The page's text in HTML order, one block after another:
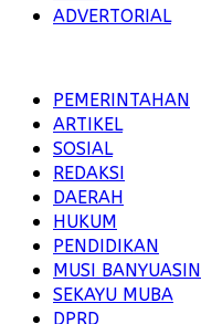
ADVERTORIAL
PEMERINTAHAN
ARTIKEL
SOSIAL
REDAKSI
DAERAH
HUKUM
PENDIDIKAN
MUSI BANYUASIN
SEKAYU MUBA
DPRD